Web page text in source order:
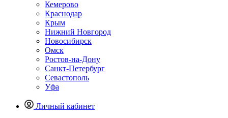
Кемерово
Краснодар
Крым
Нижний Новгород
Новосибирск
Омск
Ростов-на-Дону
Санкт-Петербург
Севастополь
Уфа
Личный кабинет